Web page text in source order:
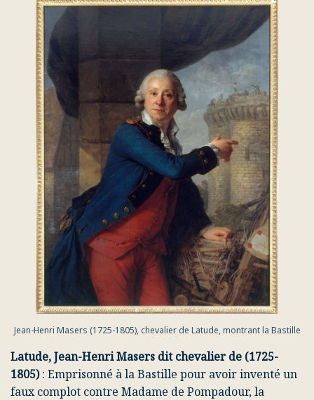
Jean-Henri Masers (1725-1805), chevalier de Latude, montrant la Bastille
Latude, Jean-Henri Masers dit chevalier de (1725-
1805): Emprisonné à la Bastille pour avoir inventé un
faux complot contre Madame de Pompadour, la